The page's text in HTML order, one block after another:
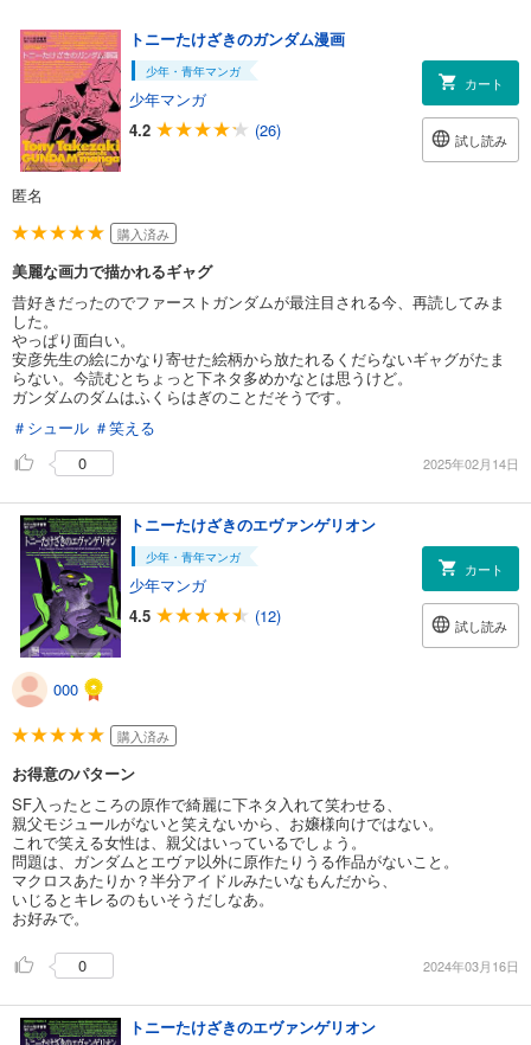
トニーたけざきのガンダム漫画
少年・青年マンガ
少年マンガ
4.2
(26)
カート
試し読み
匿名
購入済み
美麗な画力で描かれるギャグ
昔好きだったのでファーストガンダムが最注目される今、再読してみま
した。
やっぱり面白い。
安彦先生の絵にかなり寄せた絵柄から放たれるくだらないギャグがたま
らない。今読むとちょっと下ネタ多めかなとは思うけど。
ガンダムのダムはふくらはぎのことだそうです。
＃シュール ＃笑える
0
2025年02月14日
トニーたけざきのエヴァンゲリオン
少年・青年マンガ
少年マンガ
4.5
(12)
カート
試し読み
000
購入済み
お得意のパターン
SF入ったところの原作で綺麗に下ネタ入れて笑わせる、
親父モジュールがないと笑えないから、お嬢様向けではない。
これで笑える女性は、親父はいっているでしょう。
問題は、ガンダムとエヴァ以外に原作たりうる作品がないこと。
マクロスあたりか？半分アイドルみたいなもんだから、
いじるとキレるのもいそうだしなあ。
お好みで。
0 2024年03月16日
トニーたけざきのエヴァンゲリオン